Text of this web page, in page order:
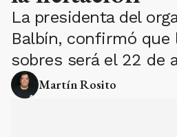
Balbín, confirmó que
sobres será el 22 de
Martín Rosito